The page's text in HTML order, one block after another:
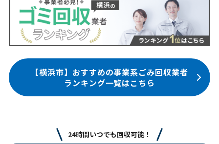
【横浜市】おすすめの事業系ごみ回収業者
ランキング一覧はこちら
24時間いつでも回収可能！